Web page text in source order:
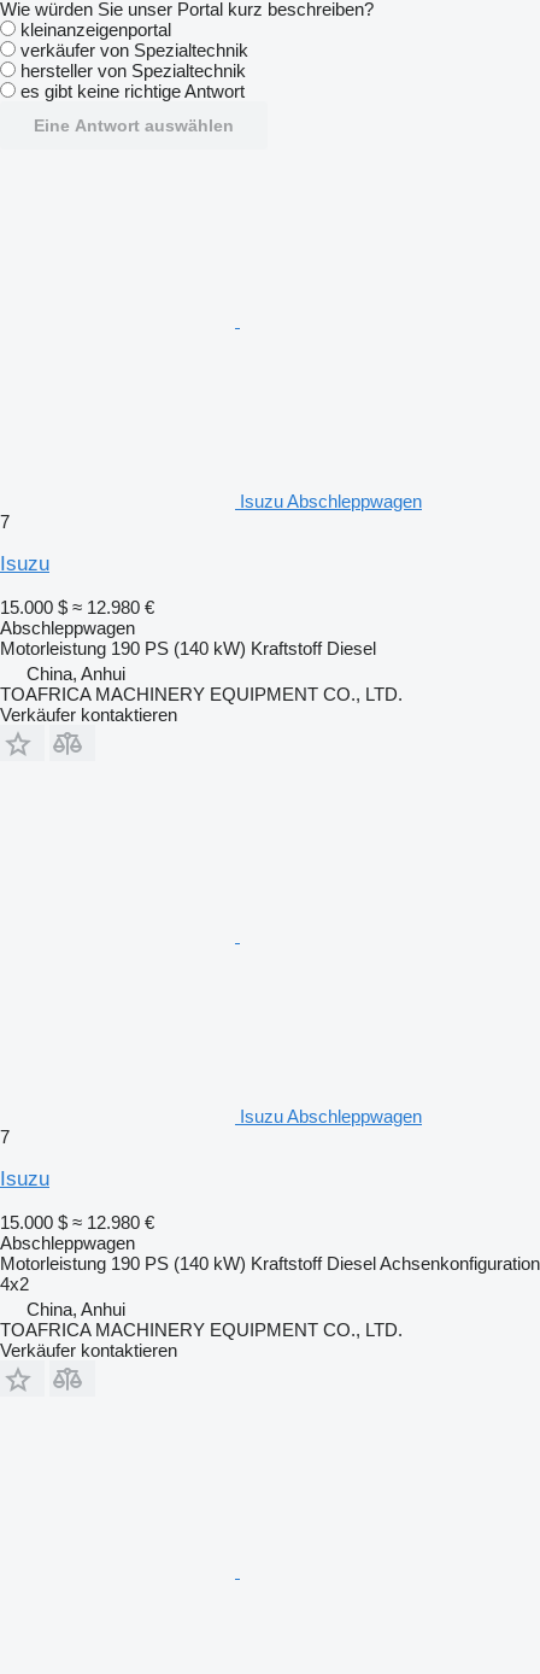
Wie würden Sie unser Portal kurz beschreiben?
kleinanzeigenportal
verkäufer von Spezialtechnik
hersteller von Spezialtechnik
es gibt keine richtige Antwort
Eine Antwort auswählen
Isuzu Abschleppwagen
7
Isuzu
15.000 $ ≈ 12.980 €
Abschleppwagen
Motorleistung 190 PS (140 kW) Kraftstoff Diesel
China, Anhui
TOAFRICA MACHINERY EQUIPMENT CO., LTD.
Verkäufer kontaktieren
Isuzu Abschleppwagen
7
Isuzu
15.000 $ ≈ 12.980 €
Abschleppwagen
Motorleistung 190 PS (140 kW) Kraftstoff DieselAchsenkonfiguration
4x2
China, Anhui
TOAFRICA MACHINERY EQUIPMENT CO., LTD.
Verkäufer kontaktieren